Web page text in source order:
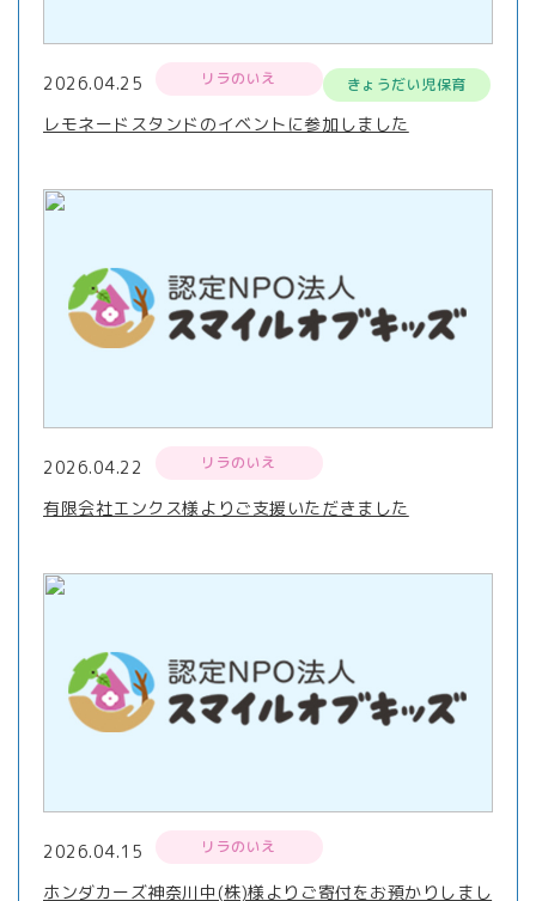
2026.04.25 リラのいえ きょうだい児保育
レモネードスタンドのイベントに参加しました
2026.04.22 リラのいえ
有限会社エンクス様よりご支援いただきました
2026.04.15 リラのいえ
ホンダカーズ神奈川中(株)様よりご寄付をお預かりしまし